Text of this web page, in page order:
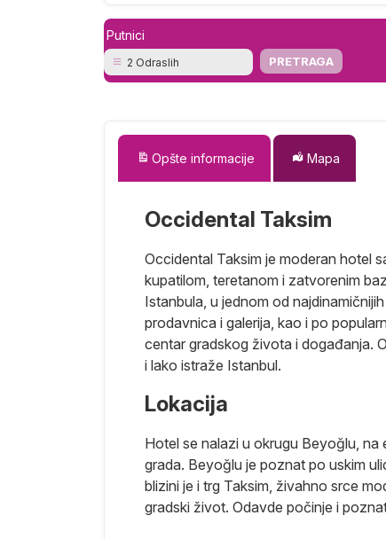
Putnici
2 Odraslih
Opšte informacije Mapa
Occidental Taksim
Occidental Taksim je moderan hotel
kupatilom, teretanom i zatvorenim
Istanbula, u jednom od
prodavnica i galerija, kao i po
centar gradskog života i događanja.
i lako istraže Istanbul.
Lokacija
Hotel se nalazi u okrugu Beyoğlu,
grada. Beyoğlu je poznat po uskim
blizini je i trg Taksim, živahno srce
gradski život. Odavde počinje i